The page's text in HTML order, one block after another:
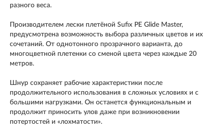
разного веса.
Производителем лески плетёной Sufix PE Glide Master,
предусмотрена возможность выбора различных цветов и их
сочетаний. От однотонного прозрачного варианта, до
многоцветной плетенки со сменой цвета через каждые 20
метров.
Шнур сохраняет рабочие характеристики после
продолжительного использования в сложных условиях и с
большими нагрузками. Он останется функциональным и
продолжит приносить улов даже при возникновении
потертостей и «лохматости».